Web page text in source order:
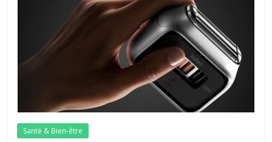
Santé & Bien-être